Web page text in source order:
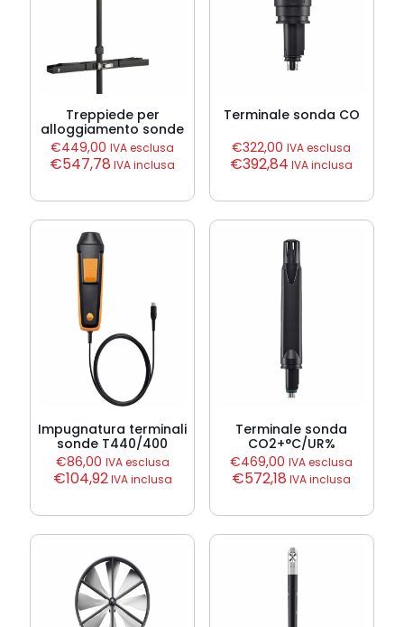
Treppiede per
alloggiamento sonde
€449,00 IVA esclusa
€547,78 IVA inclusa
Terminale sonda CO
€322,00 IVA esclusa
€392,84 IVA inclusa
Impugnatura terminali
sonde T440/400
€86,00 IVA esclusa
€104,92IVA inclusa
Terminale sonda
CO2+°C/UR%
€469,00 IVA esclusa
€572,18 IVA inclusa